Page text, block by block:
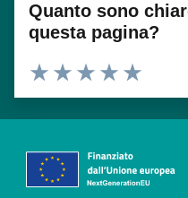
Quanto sono
questa pagina?